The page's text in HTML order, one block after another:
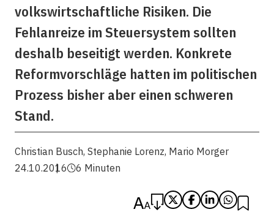
volkswirtschaftliche Risiken. Die
Fehlanreize im Steuersystem sollten
deshalb beseitigt werden. Konkrete
Reformvorschläge hatten im politischen
Prozess bisher aber einen schweren
Stand.
Christian Busch, Stephanie Lorenz, Mario Morger
24.10.2016
6 Minuten